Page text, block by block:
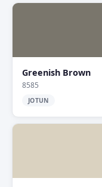
Greenish Brown
8585
JOTUN